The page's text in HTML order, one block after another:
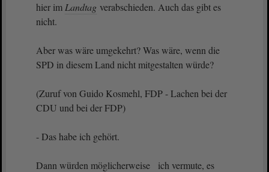
hier im Landtag verabschieden. Auch das gibt es
nicht.
Aber was wäre umgekehrt? Was wäre, wenn die
SPD in diesem Land nicht mitgestalten würde?
(Zuruf von Guido Kosmehl, FDP - Lachen bei der
CDU und bei der FDP)
- Das habe ich gehört.
Dann würden möglicherweise ich vermute, es